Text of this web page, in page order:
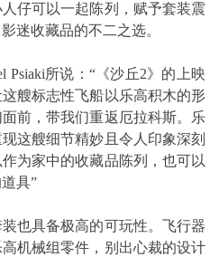
仔可以一起陈列，赋予套装震
迷收藏品的不二之选。
Psiaki所说：“《沙丘2》的上映
艘标志性飞船以乐高积木的形
前，带我们重返厄拉科斯。乐
这艘细节精妙且令人印象深刻
为家中的收藏品陈列，也可以
具”
也具备极高的可玩性。飞行器
机械组零件，别出心裁的设计